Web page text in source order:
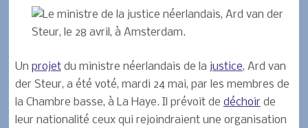
Un projetdu ministre néerlandais de la justice, Ard van
der Steur, a été voté, mardi 24 mai, par les membres de
la Chambre basse, à La Haye. Il prévoit de déchoir de
leur nationalité ceux qui rejoindraient une organisation